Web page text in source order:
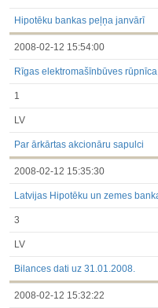
Hipotēku bankas peļņa janvārī
2008-02-12 15:54:00
Rīgas elektromašīnbūves
1
LV
Par ārkārtas akcionāru sapulci
2008-02-12 15:35:30
Latvijas Hipotēku un zemes
3
LV
Bilances dati uz 31.01.2008.
2008-02-12 15:32:22